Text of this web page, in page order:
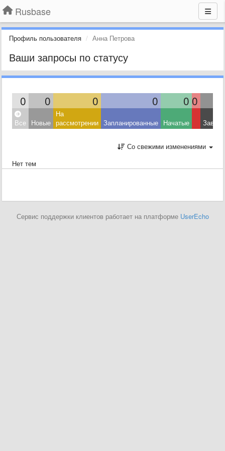
Rusbase
Профиль пользователя Анна Петрова
Ваши запросы по статусу
0 0 0 0 0 0
Все Новые
На
рассмотрении Запланированные Начатые
Со свежими изменениями
Нет тем
Сервис поддержки клиентов работает на платформе UserEcho